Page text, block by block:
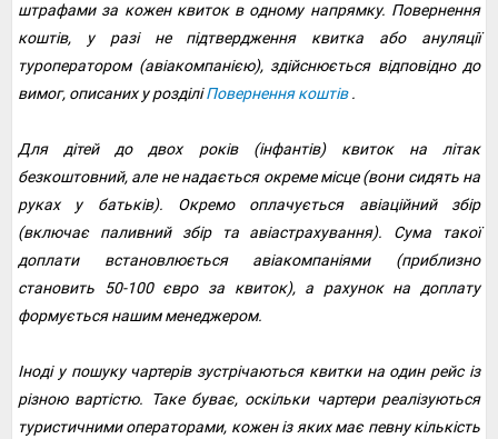
штрафами за кожен квиток в одному напрямку. Повернення
коштів, у разі не підтвердження квитка або ануляції
туроператором (авіакомпанією), здійснюється відповідно до
вимог, описаних у розділіПовернення коштів.
Для дітей до двох років (інфантів) квиток на літак
безкоштовний, але не надається окреме місце (вони сидять на
руках у батьків). Окремо оплачується авіаційний збір
(включає паливний збір та авіастрахування). Сума такої
доплати встановлюється авіакомпаніями (приблизно
становить 50-100 євро за квиток), а рахунок на доплату
формується нашим менеджером.
Іноді у пошуку чартерів зустрічаються квитки на один рейс із
різною вартістю. Таке буває, оскільки чартери реалізуються
туристичними операторами, кожен із яких має певну кількість